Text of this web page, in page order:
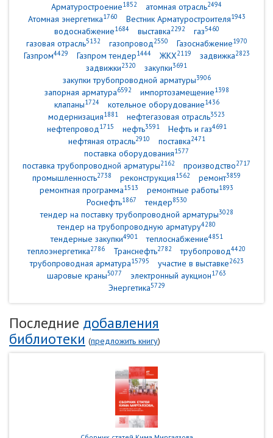
Арматуростроение1852 атомная отрасль2494
Атомная энергетика1760 Вестник Арматуростроителя1943
водоснабжение1684 выставка2292 газ5460
газовая отрасль5132 газопровод2550 Газоснабжение1970
Газпром4429 Газпром тендер1444 ЖКХ2119 задвижка2823
задвижки2320 закупки3691
закупки трубопроводной арматуры3906
запорная арматура6592 импортозамещение1398
клапаны1724 котельное оборудование1436
модернизация1881 нефтегазовая отрасль3523
нефтепровод1715 нефть3591 Нефть и газ4691
нефтяная отрасль2910 поставка2471
поставка оборудования1577
поставка трубопроводной арматуры2162 производство2717
промышленность2738 реконструкция1562 ремонт3859
ремонтная программа1513 ремонтные работы1893
Роснефть1867 тендер8530
тендер на поставку трубопроводной арматуры3028
тендер на трубопроводную арматуру4280
тендерные закупки4901 теплоснабжение4851
теплоэнергетика2786 Транснефть2782 трубопровод4420
трубопроводная арматура15795 участие в выставке2623
шаровые краны5077 электронный аукцион1763
Энергетика5729
Последние добавления
библиотеки (предложить книгу)